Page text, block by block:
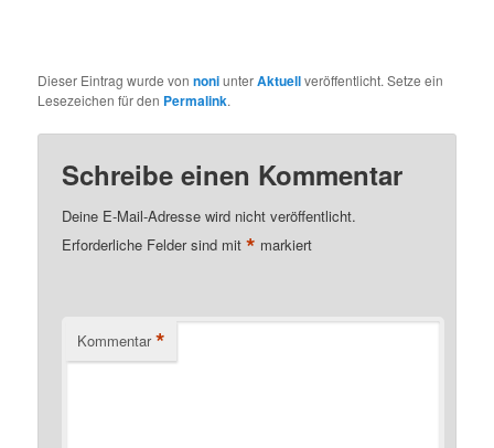
Dieser Eintrag wurde vonnoniunterAktuellveröffentlicht. Setze ein
Lesezeichen für den Permalink.
Schreibe einen Kommentar
Deine E-Mail-Adresse wird nicht veröffentlicht.
Erforderliche Felder sind mit* markiert
Kommentar *